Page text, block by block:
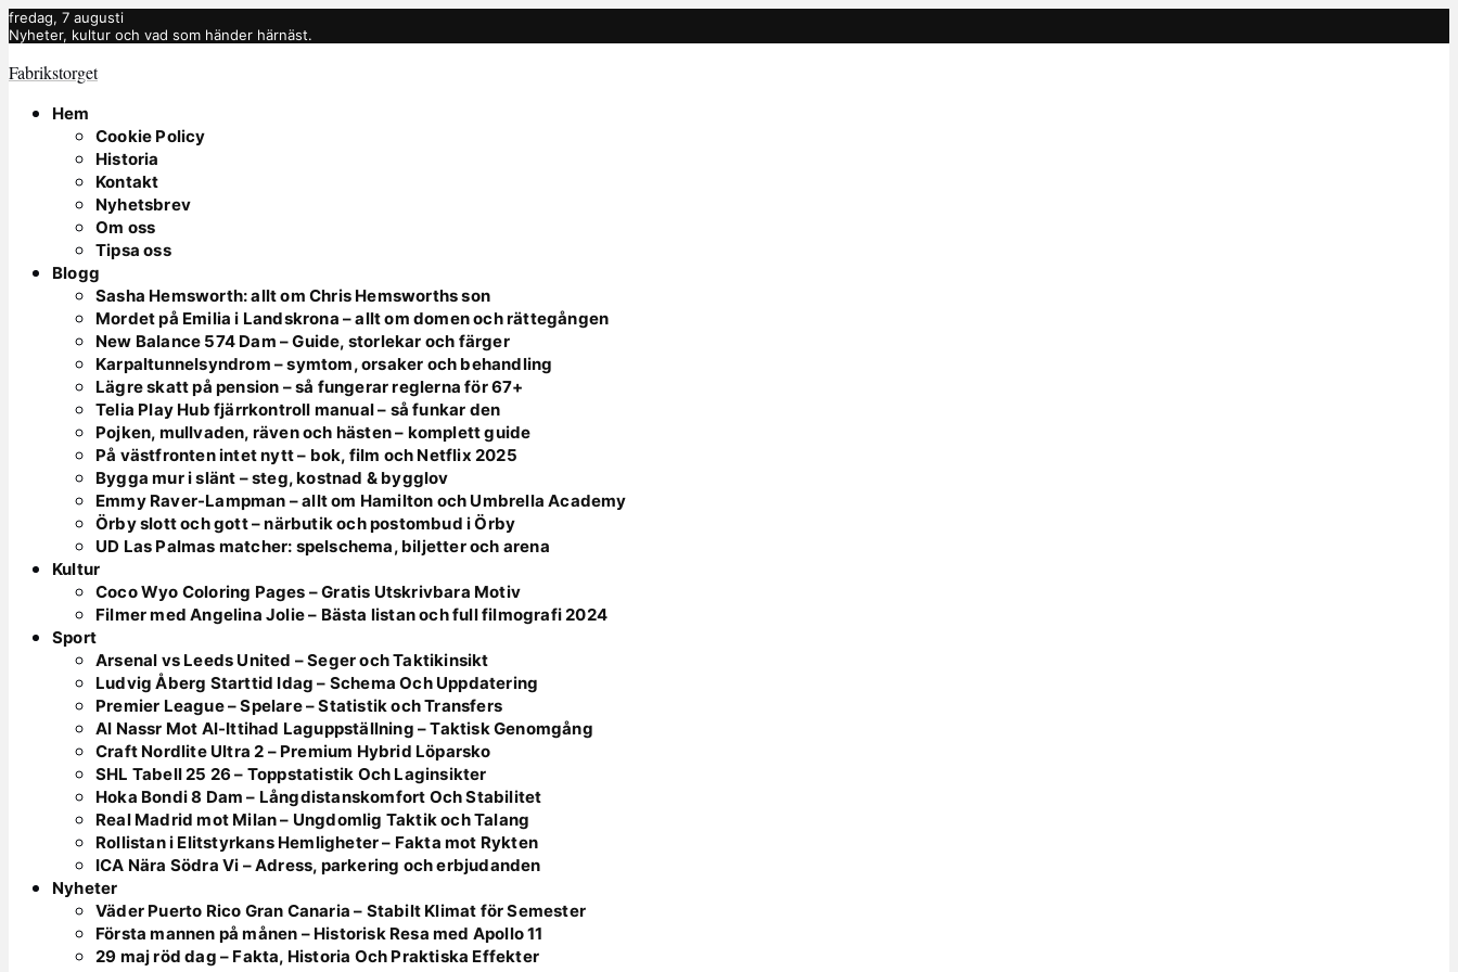
fredag, 7 augusti
Nyheter, kultur och vad som händer härnäst.
Fabrikstorget
Hem
Cookie Policy
Historia
Kontakt
Nyhetsbrev
Om oss
Tipsa oss
Blogg
Sasha Hemsworth: allt om Chris Hemsworths son
Mordet på Emilia i Landskrona – allt om domen och rättegången
New Balance 574 Dam – Guide, storlekar och färger
Karpaltunnelsyndrom – symtom, orsaker och behandling
Lägre skatt på pension – så fungerar reglerna för 67+
Telia Play Hub fjärrkontroll manual – så funkar den
Pojken, mullvaden, räven och hästen – komplett guide
På västfronten intet nytt – bok, film och Netflix 2025
Bygga mur i slänt – steg, kostnad & bygglov
Emmy Raver-Lampman – allt om Hamilton och Umbrella Academy
Örby slott och gott – närbutik och postombud i Örby
UD Las Palmas matcher: spelschema, biljetter och arena
Kultur
Coco Wyo Coloring Pages – Gratis Utskrivbara Motiv
Filmer med Angelina Jolie – Bästa listan och full filmografi 2024
Sport
Arsenal vs Leeds United – Seger och Taktikinsikt
Ludvig Åberg Starttid Idag – Schema Och Uppdatering
Premier League – Spelare – Statistik och Transfers
Al Nassr Mot Al-Ittihad Laguppställning – Taktisk Genomgång
Craft Nordlite Ultra 2 – Premium Hybrid Löparsko
SHL Tabell 25 26 – Toppstatistik Och Laginsikter
Hoka Bondi 8 Dam – Långdistanskomfort Och Stabilitet
Real Madrid mot Milan – Ungdomlig Taktik och Talang
Rollistan i Elitstyrkans Hemligheter – Fakta mot Rykten
ICA Nära Södra Vi – Adress, parkering och erbjudanden
Nyheter
Väder Puerto Rico Gran Canaria – Stabilt Klimat för Semester
Första mannen på månen – Historisk Resa med Apollo 11
29 maj röd dag – Fakta, Historia Och Praktiska Effekter